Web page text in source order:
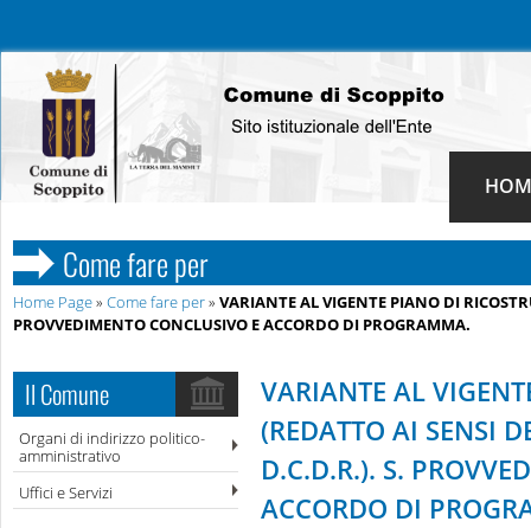
Come fare per
Home Page» Come fare per» VARIANTE AL VIGENTE PIANO DI
PROVVEDIMENTO CONCLUSIVO E ACCORDO DI PROGRAMMA.
Il Comune
Organi di indirizzo politico-
amministrativo
Uffici e Servizi
VARIANTE AL
(REDATTO AI SENSI
D.C.D.R.). S.
ACCORDO DI